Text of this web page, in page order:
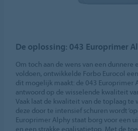
De oplossing: 043 Europrimer
Om toch aan de wens van een dunnere
voldoen, ontwikkelde Forbo Eurocol
dit mogelijk maakt: de 043 Europrimer
antwoord op de wisselende kwaliteit
Vaak laat de kwaliteit van de toplaag te
deze door te intensief schuren wordt
Europrimer Alphy staat borg voor een
en een strakke egalisatietop. Met de